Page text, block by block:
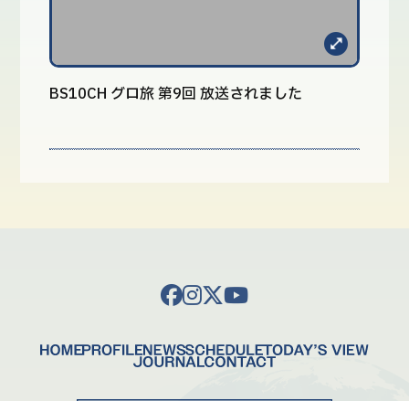
BS10CH グロ旅 第9回 放送されました